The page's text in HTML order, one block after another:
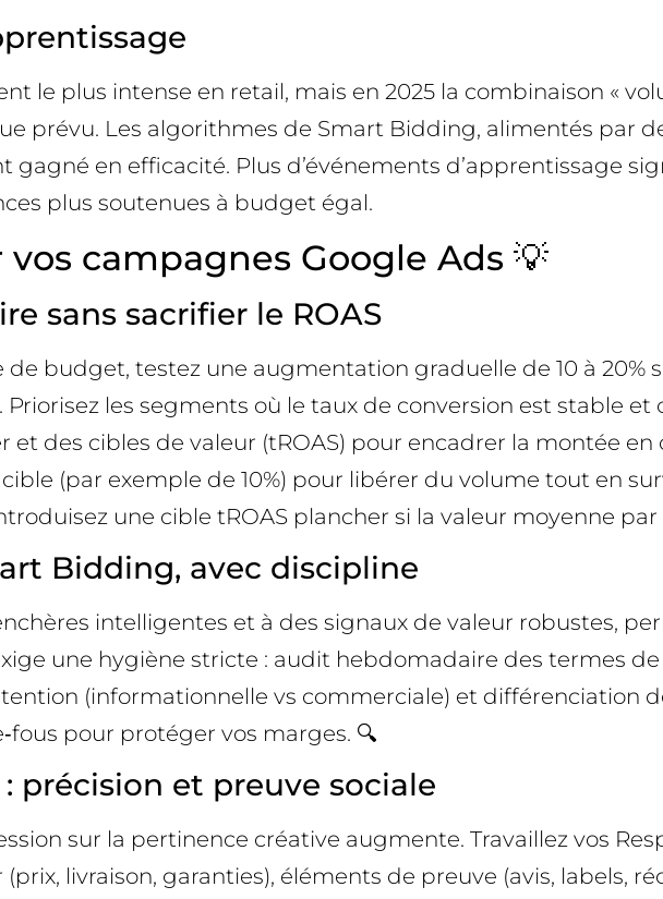
le plus intense en retail, mais en 2025 la combinaison «
prévu. Les algorithmes de Smart Bidding, alimentés par
gagné en efficacité. Plus d’événements d’apprentissage
plus soutenues à budget égal.
campagnes Google Ads 💡
sans sacrifier le ROAS
budget, testez une augmentation graduelle de 10 à 20%
les segments où le taux de conversion est stable et
des cibles de valeur (tROAS) pour encadrer la montée en
(par exemple de 10%) pour libérer du volume tout en
une cible tROAS plancher si la valeur moyenne par
Bidding, avec discipline
intelligentes et à des signaux de valeur robustes,
une hygiène stricte : audit hebdomadaire des termes de
(informationnelle vs commerciale) et différenciation
pour protéger vos marges. 🔍
précision et preuve sociale
sur la pertinence créative augmente. Travaillez vos
livraison, garanties), éléments de preuve (avis, labels,